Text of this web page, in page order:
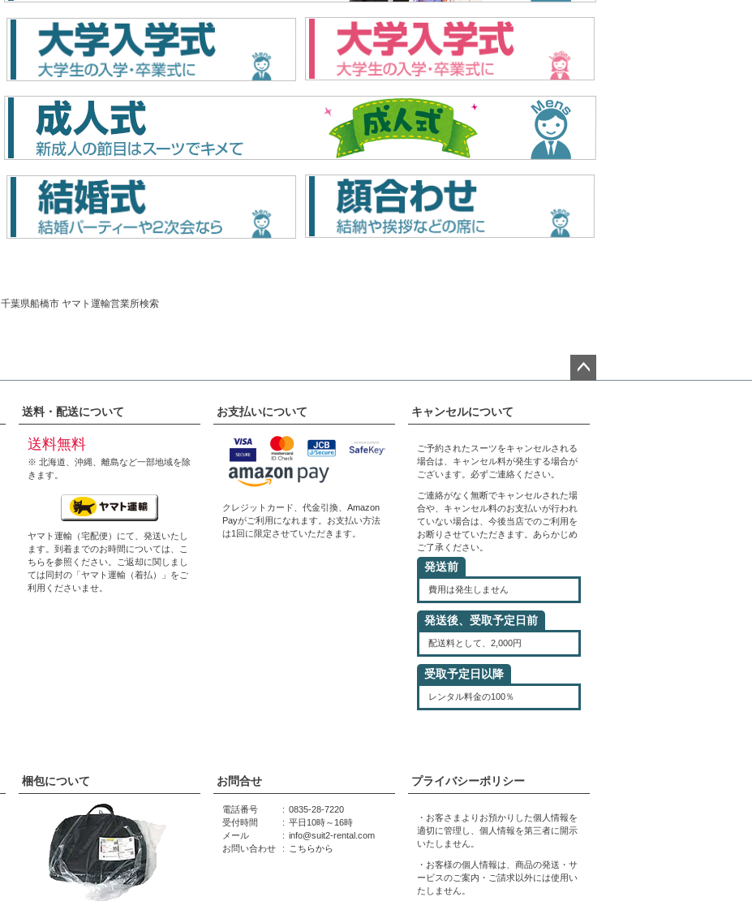
千葉県船橋市 ヤマト運輸営業所検索
ップ
送料・配送について
送料無料
※ 北海道、沖縄、離島など一部地域を除
きます。
ヤマト運輸（宅配便）にて、発送いたし
ます。到着までのお時間については、
こ
ちらを参照ください。ご返却に関しまし
ては同封の「ヤマト運輸（着払）」をご
利用くださいませ。
お支払いについて
クレジットカード、代金引換、Amazon
Payがご利用になれます。お支払い方法
は1回に限定させていただきます。
キャンセルについて
ご予約されたスーツをキャンセルされる
場合は、キャンセル料が発生する場合が
ございます。必ずご連絡ください。
ご連絡がなく無断でキャンセルされた場
合や、キャンセル料のお支払いが行われ
ていない場合は、今後当店でのご利用を
お断りさせていただきます。あらかじめ
ご了承ください。
発送前
費用は発生しません
発送後、受取予定日前
配送料として、2,000円
受取予定日以降
レンタル料金の100％
梱包について お問合せ
電話番号
0835-28-7220
受付時間
平日10時～16時
メール
info@suit2-rental.com
お問い合わせ
こちらから
プライバシーポリシー
・お客さまよりお預かりした個人情報を
適切に管理し、個人情報を第三者に開示
いたしません。
・お客様の個人情報は、商品の発送・サ
ービスのご案内・ご請求以外には使用い
たしません。